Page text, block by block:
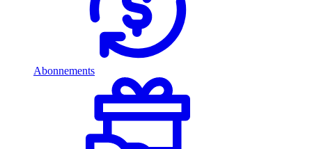
Abonnements